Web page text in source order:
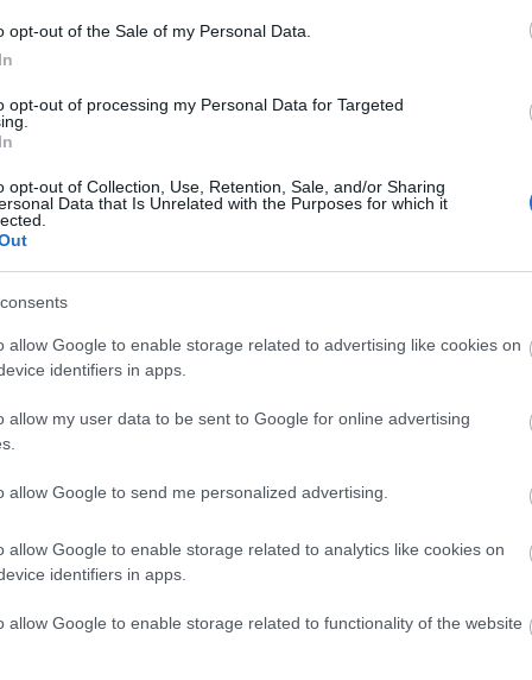
opt-out of the Sale of my Personal Data.
opt-out of processing my Personal Data for Targeted
opt-out of Collection, Use, Retention, Sale, and/or Sharing
Data that Is Unrelated with the Purposes for which it
allow Google to enable storage related to advertising like cookies on
identifiers in apps.
allow my user data to be sent to Google for online advertising
allow Google to send me personalized advertising.
allow Google to enable storage related to analytics like cookies on
identifiers in apps.
allow Google to enable storage related to functionality of the website
20:00
19:27